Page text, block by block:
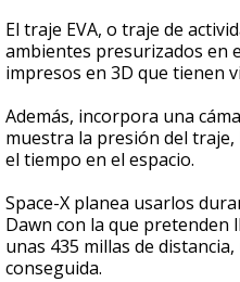
El traje EVA, o traje de
ambientes presurizados en
impresos en 3D que tienen
Además, incorpora una
muestra la presión del
el tiempo en el espacio.
Space-X planea usarlos
Dawn con la que pretenden
unas 435 millas de
conseguida.